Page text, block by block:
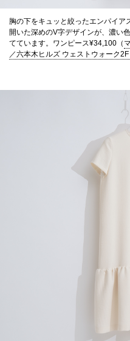
胸の下をキュッと絞ったエンパイ
開いた深めのV字デザインが、濃い
てています。ワンピース¥34,100（
／六本木ヒルズ ウェストウォーク